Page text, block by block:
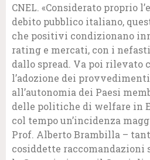
CNEL. «Considerato proprio
debito pubblico italiano,
che positivi condizionano
rating e mercati, con i
dallo spread. Va poi rilevato
l’adozione dei
all’autonomia dei Paesi
delle politiche di welfare in
col tempo un’incidenza
Prof. Alberto Brambilla –
cosiddette raccomandazioni